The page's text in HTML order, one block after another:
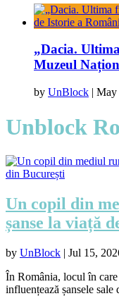
„Dacia.
Muzeul
by UnBlock | May
Unblock
Un copil din
șanse la viață
by UnBlock | Jul 15,
În România, locul în
influențează șansele sale